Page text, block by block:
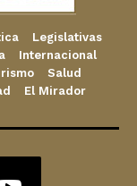
Legislativas
Internacional
Salud
El Mirador